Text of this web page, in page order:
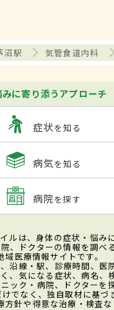
沼駅 気管食道内科
みに寄り添うアプローチ
症状を知る
病気を知る
病院を探す
ルは、身体の症状・悩み
、ドクターの情報を調べ
域医療情報サイトです。
沿線・駅、診療時間、医
、気になる症状、病名、
ック・病院、ドクターを
でなく、独自取材に基づ
方針や得意な治療・検査な